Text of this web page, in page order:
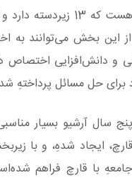
هست که 13
این بخش می‌توانند به
و دانش‌افزایی
برای حل مسائل پرداختهِ
سال آرشیو بسیار
ایجاد شدهِ، و با
با قارچ فراهم